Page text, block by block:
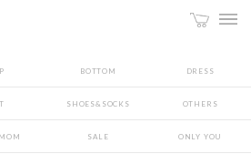
BOTTOM DRESS
SHOES&SOCKS OTHERS
SALE ONLY YOU